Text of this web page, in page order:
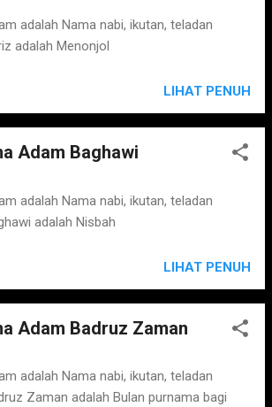
adalah Nama nabi, ikutan, teladan
adalah Menonjol
LIHAT PENUH
Adam Baghawi
adalah Nama nabi, ikutan, teladan
adalah Nisbah
LIHAT PENUH
Adam Badruz Zaman
adalah Nama nabi, ikutan, teladan
Zaman adalah Bulan purnama bagi